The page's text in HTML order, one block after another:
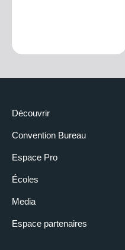
Découvrir
Convention Bureau
Espace Pro
Écoles
Media
Espace partenaires